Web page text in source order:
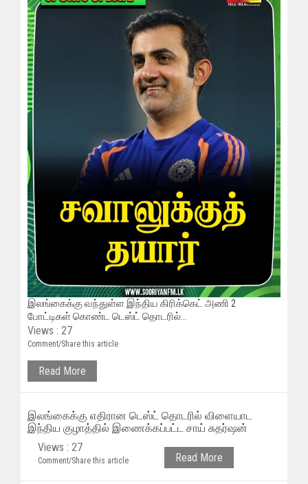
இலங்கைக்கு வந்துள்ள இந்திய கிரிக்கெட் அணி 2
போட்டிகள் கொண்ட டெஸ்ட் தொடரில்...
Views : 27
Comment/Share this article
Read More
இலங்கைக்கு எதிரான டெஸ்ட் தொடரில் விளையாட
இந்திய குழாத்தில் இணைக்கப்பட்ட சாய் சுதர்ஷன்
Views : 27
Comment/Share this article Read More